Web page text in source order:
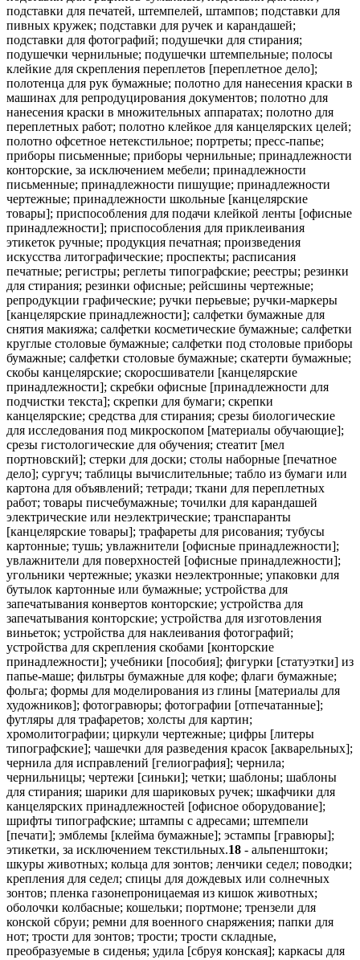
подставки для печатей, штемпелей, штампов; подставки для
пивных кружек; подставки для ручек и карандашей;
подставки для фотографий; подушечки для стирания;
подушечки чернильные; подушечки штемпельные; полосы
клейкие для скрепления переплетов [переплетное дело];
полотенца для рук бумажные; полотно для нанесения краски в
машинах для репродуцирования документов; полотно для
нанесения краски в множительных аппаратах; полотно для
переплетных работ; полотно клейкое для канцелярских целей;
полотно офсетное нетекстильное; портреты; пресс-папье;
приборы письменные; приборы чернильные; принадлежности
конторские, за исключением мебели; принадлежности
письменные; принадлежности пишущие; принадлежности
чертежные; принадлежности школьные [канцелярские
товары]; приспособления для подачи клейкой ленты [офисные
принадлежности]; приспособления для приклеивания
этикеток ручные; продукция печатная; произведения
искусства литографические; проспекты; расписания
печатные; регистры; реглеты типографские; реестры; резинки
для стирания; резинки офисные; рейсшины чертежные;
репродукции графические; ручки перьевые; ручки-маркеры
[канцелярские принадлежности]; салфетки бумажные для
снятия макияжа; салфетки косметические бумажные; салфетки
круглые столовые бумажные; салфетки под столовые приборы
бумажные; салфетки столовые бумажные; скатерти бумажные;
скобы канцелярские; скоросшиватели [канцелярские
принадлежности]; скребки офисные [принадлежности для
подчистки текста]; скрепки для бумаги; скрепки
канцелярские; средства для стирания; срезы биологические
для исследования под микроскопом [материалы обучающие];
срезы гистологические для обучения; стеатит [мел
портновский]; стерки для доски; столы наборные [печатное
дело]; сургуч; таблицы вычислительные; табло из бумаги или
картона для объявлений; тетради; ткани для переплетных
работ; товары писчебумажные; точилки для карандашей
электрические или неэлектрические; транспаранты
[канцелярские товары]; трафареты для рисования; тубусы
картонные; тушь; увлажнители [офисные принадлежности];
увлажнители для поверхностей [офисные принадлежности];
угольники чертежные; указки неэлектронные; упаковки для
бутылок картонные или бумажные; устройства для
запечатывания конвертов конторские; устройства для
запечатывания конторские; устройства для изготовления
виньеток; устройства для наклеивания фотографий;
устройства для скрепления скобами [конторские
принадлежности]; учебники [пособия]; фигурки [статуэтки] из
папье-маше; фильтры бумажные для кофе; флаги бумажные;
фольга; формы для моделирования из глины [материалы для
художников]; фотогравюры; фотографии [отпечатанные];
футляры для трафаретов; холсты для картин;
хромолитографии; циркули чертежные; цифры [литеры
типографские]; чашечки для разведения красок [акварельных];
чернила для исправлений [гелиография]; чернила;
чернильницы; чертежи [синьки]; четки; шаблоны; шаблоны
для стирания; шарики для шариковых ручек; шкафчики для
канцелярских принадлежностей [офисное оборудование];
шрифты типографские; штампы с адресами; штемпели
[печати]; эмблемы [клейма бумажные]; эстампы [гравюры];
этикетки, за исключением текстильных.18 - альпенштоки;
шкуры животных; кольца для зонтов; ленчики седел; поводки;
крепления для седел; спицы для дождевых или солнечных
зонтов; пленка газонепроницаемая из кишок животных;
оболочки колбасные; кошельки; портмоне; трензели для
конской сбруи; ремни для военного снаряжения; папки для
нот; трости для зонтов; трости; трости складные,
преобразуемые в сиденья; удила [сбруя конская]; каркасы для